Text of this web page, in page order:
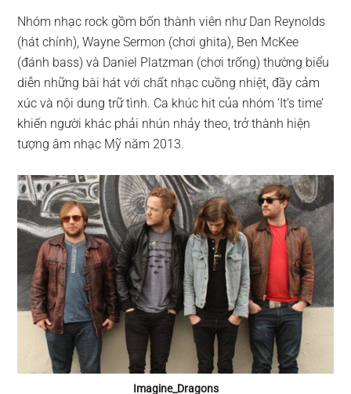
Nhóm nhạc rock gồm bốn thành viên như Dan Reynolds
(hát chính), Wayne Sermon (chơi ghita), Ben McKee
(đánh bass) và Daniel Platzman (chơi trống) thường biểu
diễn những bài hát với chất nhạc cuồng nhiệt, đầy cảm
xúc và nội dung trữ tình. Ca khúc hit của nhóm ‘It’s time’
khiến người khác phải nhún nhảy theo, trở thành hiện
tượng âm nhạc Mỹ năm 2013.
Imagine_Dragons